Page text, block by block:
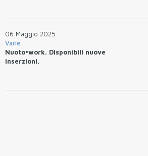
06 Maggio 2025
Varie
Nuoto•work. Disponibili nuove
inserzioni.